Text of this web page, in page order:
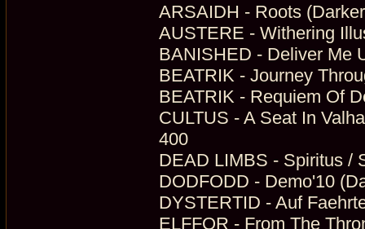
ARSAIDH - Roots
AUSTERE - Withering
BANISHED - Deliver Me
BEATRIK - Journey
BEATRIK - Requiem Of
CULTUS - A Seat In
400
DEAD LIMBS - Spiritus /
DODFODD - Demo'10
DYSTERTID - Auf
ELFFOR - From The